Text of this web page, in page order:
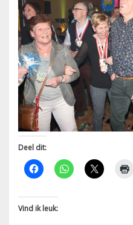
Deel dit:
Vind ik leuk: